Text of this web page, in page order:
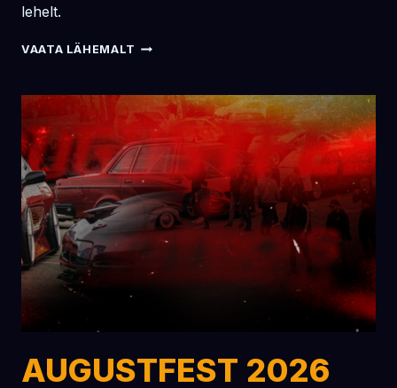
lehelt.
VAATA LÄHEMALT AUGUSTFEST
AUGUSTFEST 2026